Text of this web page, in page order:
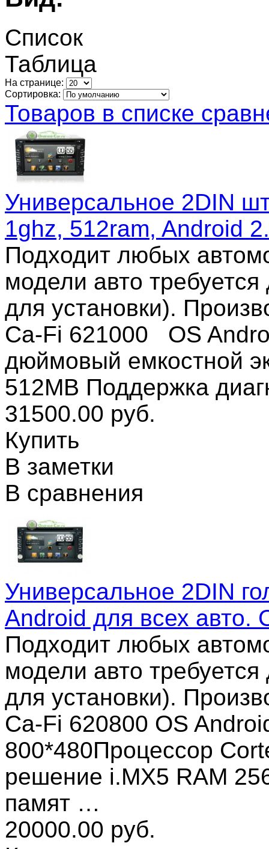
Список
Таблица
На странице:
Сортировка:
Товаров в списке
Универсальное 2DIN
1ghz, 512ram, Android
Подходит любых
модели авто
для установки).
Ca-Fi 621000 OS
дюймовый емкостной
512MB Поддержка
31500.00 руб.
Купить
В заметки
В сравнения
Универсальное 2DIN
Android для всех авто.
Подходит любых
модели авто
для установки).
Ca-Fi 620800 OS
800*480Процессор
решение i.MX5 RAM
памят …
20000.00 руб.